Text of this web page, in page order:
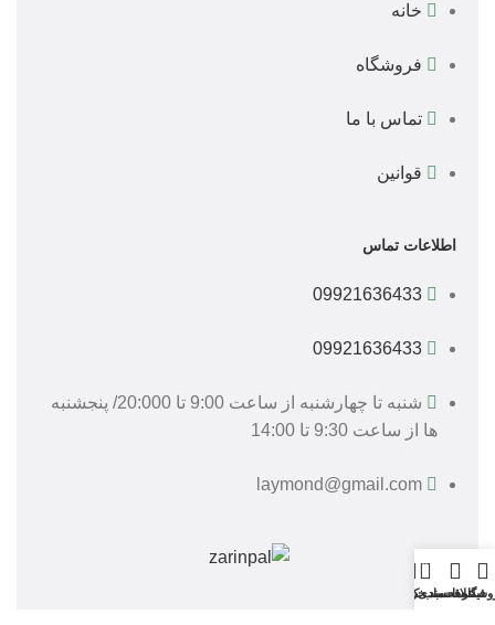
خانه
فروشگاه
تماس با ما
قوانین
اطلاعات تماس
09921636433
09921636433
شنبه تا چهارشنبه از ساعت 9:00 تا 20:000/ پنجشنبه
ها از ساعت 9:30 تا 14:00
laymond@gmail.com
فیلترها
علاقه مندی
0
سبد خرید
حساب کاربری من